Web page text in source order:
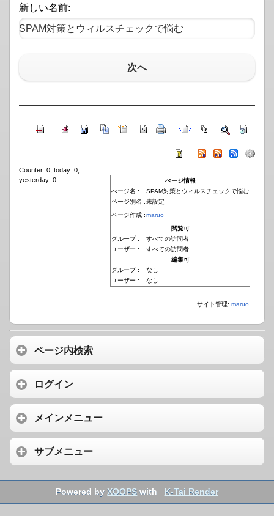
新しい名前:
次へ
ぺージ情報
ぺージ名 :
SPAM対策とウィルスチェックで悩む
ページ別名 :未設定
ページ作成 :maruo
閲覧可
グループ :
すべての訪問者
ユーザー :
すべての訪問者
編集可
グループ :
なし
ユーザー :
なし
Counter: 0, today: 0,
yesterday: 0
サイト管理: maruo
ページ内検索
ログイン
メインメニュー
サブメニュー
Powered byXOOPS with K-Tai Render